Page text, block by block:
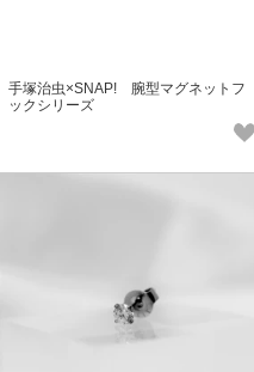
手塚治虫×SNAP! 腕型マグネットフ
ックシリーズ